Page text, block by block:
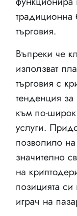
традиционна
търговия.
Въпреки че
използват
търговия с
тенденция
към по-
услуги.
позволило
значително
на
позицията си
играч на